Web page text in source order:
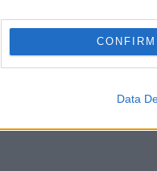
CONFIRM
Data